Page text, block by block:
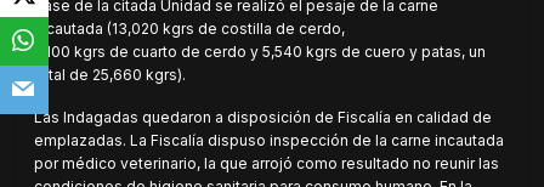
base de la citada Unidad se realizó el pesaje de la carne
incautada (13,020 kgrs de costilla de cerdo,
7,100 kgrs de cuarto de cerdo y 5,540 kgrs de cuero y patas, un
total de 25,660 kgrs).
Las Indagadas quedaron a disposición de Fiscalía en calidad de
emplazadas. La Fiscalía dispuso inspección de la carne incautada
por médico veterinario, la que arrojó como resultado no reunir las